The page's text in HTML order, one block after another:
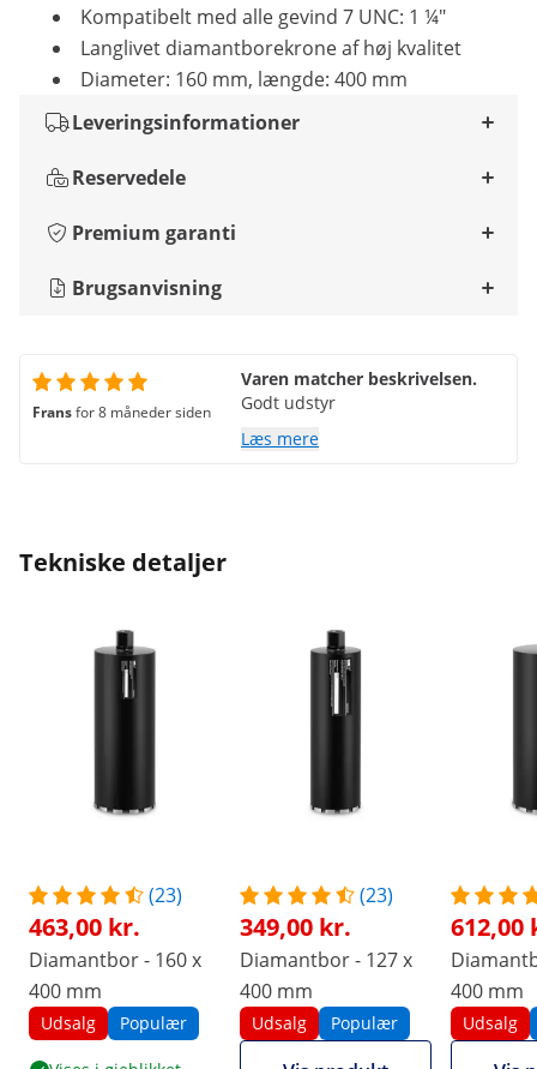
Kompatibelt med alle gevind 7 UNC: 1 ¼"
Langlivet diamantborekrone af høj kvalitet
Diameter: 160 mm, længde: 400 mm
Leveringsinformationer
Reservedele
Premium garanti
Brugsanvisning
Fransfor 8 måneder siden
Varen matcher beskrivelsen.
Godt udstyr
Læs mere
Tekniske detaljer
(23)
463,00 kr.
Diamantbor - 160 x
400 mm
Udsalg Populær
(23)
349,00 kr.
Diamantbor - 127 x
400 mm
Udsalg Populær
612,00
400 mm
Udsalg